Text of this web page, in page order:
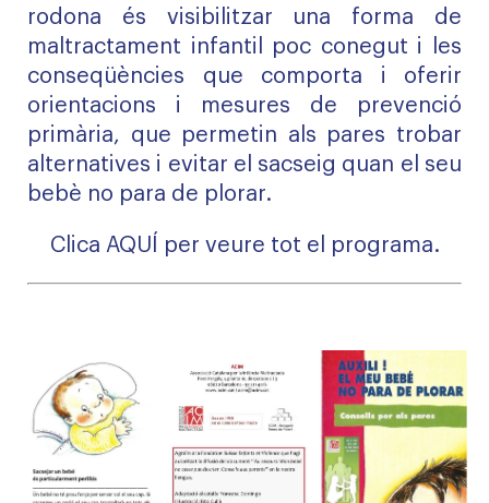
rodona és visibilitzar una forma de
maltractament infantil poc conegut i les
conseqüències que comporta i oferir
orientacions i mesures de prevenció
primària, que permetin als pares trobar
alternatives i evitar el sacseig quan el seu
bebè no para de plorar.
Clica AQUÍ per veure tot el programa.